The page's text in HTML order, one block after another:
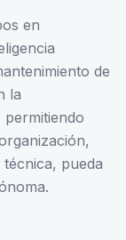
en
de
la
pueda